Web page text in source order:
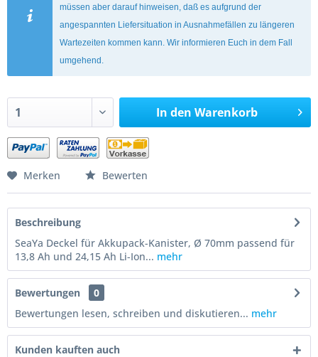
müssen aber darauf hinweisen, daß es aufgrund der
angespannten Liefersituation in Ausnahmefällen zu längeren
Wartezeiten kommen kann. Wir informieren Euch in dem Fall
umgehend.
In den Warenkorb
Merken Bewerten
Beschreibung
SeaYa Deckel für Akkupack-Kanister, Ø 70mm passend für
13,8 Ah und 24,15 Ah Li-Ion... mehr
Bewertungen
0
Bewertungen lesen, schreiben und diskutieren... mehr
Kunden kauften auch